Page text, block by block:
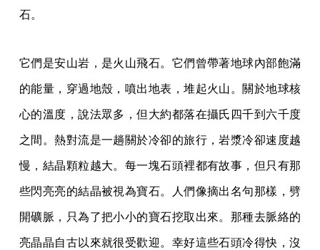
石。
它們是安山岩，是火山飛石。它們曾帶著地球內部飽滿
的能量，穿過地殼，噴出地表，堆起火山。關於地球核
心的溫度，說法眾多，但大約都落在攝氏四千到六千度
之間。熱對流是一趟關於冷卻的旅行，岩漿冷卻速度越
慢，結晶顆粒越大。每一塊石頭裡都有故事，但只有那
些閃亮亮的結晶被視為寶石。人們像摘出名句那樣，劈
開礦脈，只為了把小小的寶石挖取出來。那種去脈絡的
亮晶晶自古以來就很受歡迎。幸好這些石頭冷得快，沒